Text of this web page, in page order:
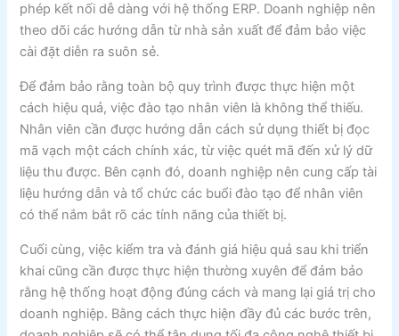
phép kết nối dễ dàng với hệ thống ERP. Doanh nghiệp nên
theo dõi các hướng dẫn từ nhà sản xuất để đảm bảo việc
cài đặt diễn ra suôn sẻ.
Để đảm bảo rằng toàn bộ quy trình được thực hiện một
cách hiệu quả, việc đào tạo nhân viên là không thể thiếu.
Nhân viên cần được hướng dẫn cách sử dụng thiết bị đọc
mã vạch một cách chính xác, từ việc quét mã đến xử lý dữ
liệu thu được. Bên cạnh đó, doanh nghiệp nên cung cấp tài
liệu hướng dẫn và tổ chức các buổi đào tạo để nhân viên
có thể nắm bắt rõ các tính năng của thiết bị.
Cuối cùng, việc kiểm tra và đánh giá hiệu quả sau khi triển
khai cũng cần được thực hiện thường xuyên để đảm bảo
rằng hệ thống hoạt động đúng cách và mang lại giá trị cho
doanh nghiệp. Bằng cách thực hiện đầy đủ các bước trên,